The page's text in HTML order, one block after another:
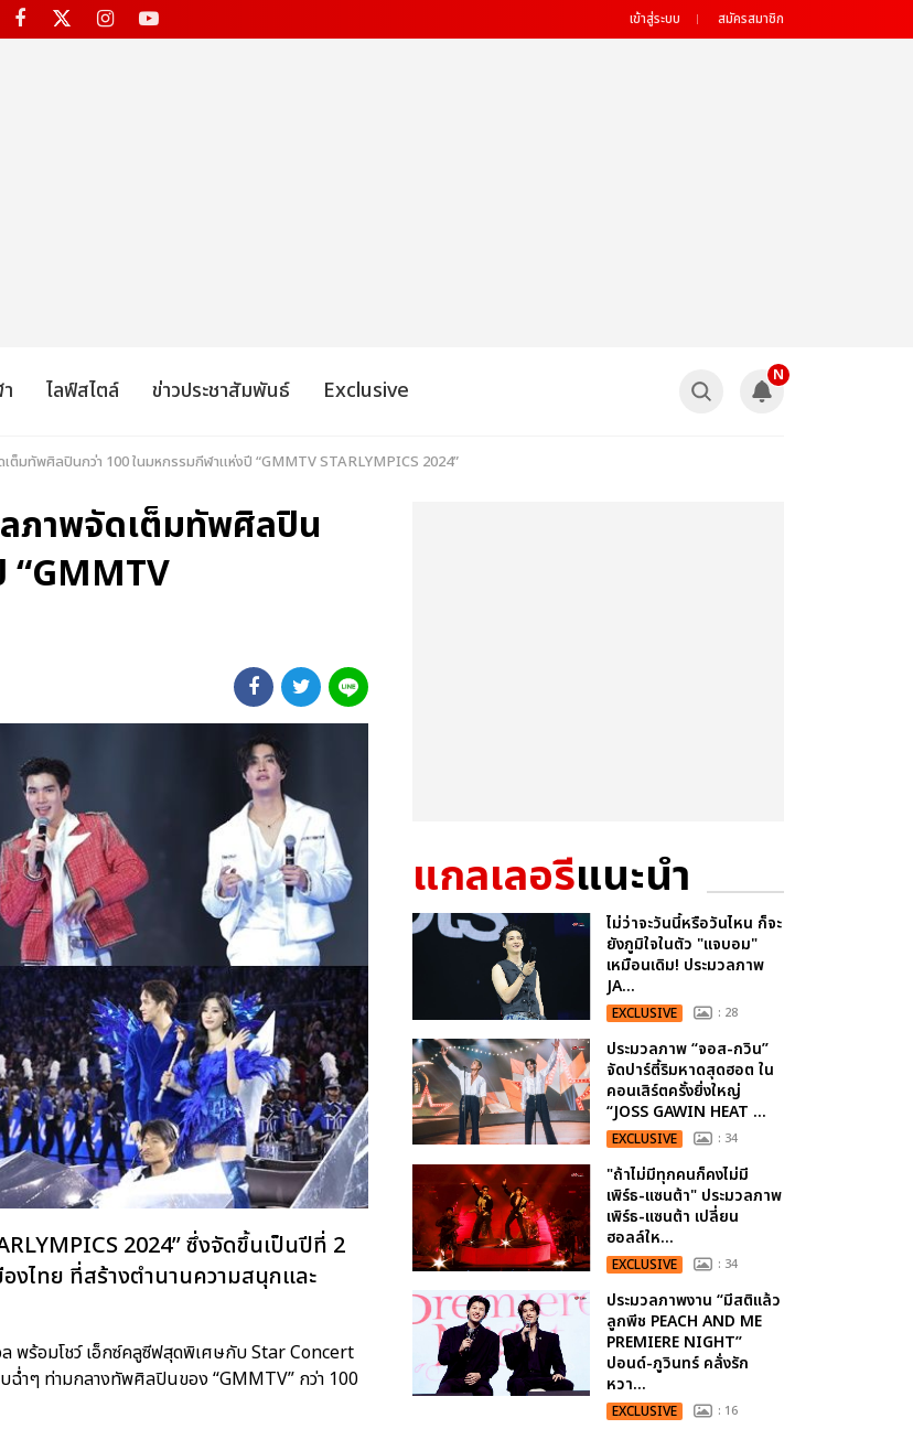
เข้าสู่ระบบ สมัครสมาชิก
ไลฟ์สไตล์ ข่าวประชาสัมพันธ์ Exclusive
N
ต็มทัพศิลปินกว่า 100 ในมหกรรมกีฬาแห่งปี “GMMTV STARLYMPICS 2024”
ภาพจัดเต็มทัพศิลปิน
“GMMTV
2024” ซึ่งจัดขึ้นเป็นปีที่ 2
งไทย ที่สร้างตำนานความสนุกและ
พร้อมโชว์ เอ็กซ์คลูซีฟสุดพิเศษกับ Star Concert
ฉ่ำๆ ท่ามกลางทัพศิลปินของ “GMMTV” กว่า 100
แกลเลอรีแนะนำ
ไม่ว่าจะวันนี้หรือวันไหน ก็จะ
ยังภูมิใจในตัว "แจบอม"
เหมือนเดิม! ประมวลภาพ
JA...
EXCLUSIVE : 28
ประมวลภาพ “จอส-กวิน”
จัดปาร์ตี้ริมหาดสุดฮอต ใน
คอนเสิร์ตครั้งยิ่งใหญ่
“JOSS GAWIN HEAT ...
EXCLUSIVE : 34
"ถ้าไม่มีทุกคนก็คงไม่มี
เพิร์ธ-แซนต้า" ประมวลภาพ
เพิร์ธ-แซนต้า เปลี่ยน
ฮอลล์ให...
EXCLUSIVE : 34
ประมวลภาพงาน “มีสติแล้ว
ลูกพีช PEACH AND ME
PREMIERE NIGHT”
ปอนด์-ภูวินทร์ คลั่งรัก
หวา...
EXCLUSIVE : 16